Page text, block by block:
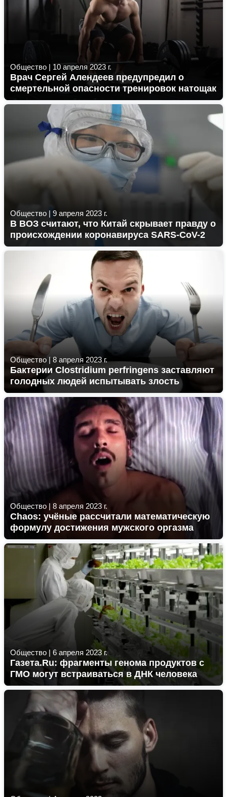
Общество | 10 апреля 2023 г.
Врач Сергей Алендеев предупредил о
смертельной опасности тренировок натощак
Общество | 9 апреля 2023 г.
В ВОЗ считают, что Китай скрывает правду о
происхождении коронавируса SARS-CoV-2
Общество | 8 апреля 2023 г.
Бактерии Clostridium perfringens заставляют
голодных людей испытывать злость
Общество | 8 апреля 2023 г.
Chaos: учёные рассчитали математическую
формулу достижения мужского оргазма
Общество | 6 апреля 2023 г.
Газета.Ru: фрагменты генома продуктов с
ГМО могут встраиваться в ДНК человека